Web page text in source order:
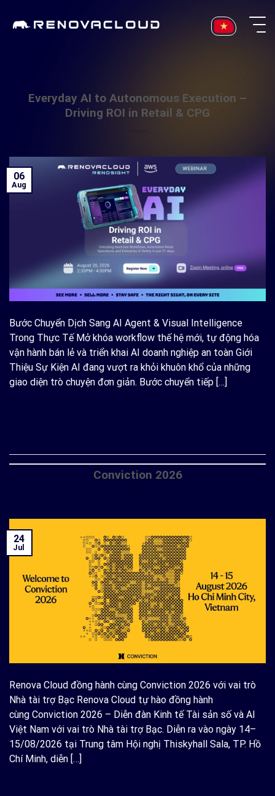
Everyday AI to Autonomous Execution –
Driving ROI in Retail & CPG
06
Aug
Bước Chuyển Dịch Sang AI Agent & Visual Intelligence
Trong Thực Tế Mở khóa workflow thế hệ mới, tự động hóa
vận hành bán lẻ và triển khai AI doanh nghiệp an toàn Giới
Thiệu Sự Kiện AI đang vượt ra khỏi khuôn khổ của những
giao diện trò chuyện đơn giản. Bước chuyển tiếp […]
Conviction 2026
24
Jul
Renova Cloud đồng hành cùng Conviction 2026 với vai trò
Nhà tài trợ Bạc Renova Cloud tự hào đồng hành
cùng Conviction 2026 – Diễn đàn Kinh tế Tài sản số và AI
Việt Nam với vai trò Nhà tài trợ Bạc. Diễn ra vào ngày 14–
15/08/2026 tại Trung tâm Hội nghị Thiskyhall Sala, TP. Hồ
Chí Minh, diễn […]